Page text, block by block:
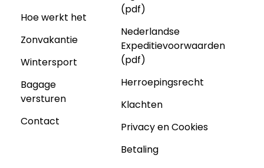
Hoe werkt het
Zonvakantie
Wintersport
Bagage
versturen
Contact
(pdf)
Nederlandse
Expeditievoorwaarden
(pdf)
Herroepingsrecht
Klachten
Privacy en Cookies
Betaling